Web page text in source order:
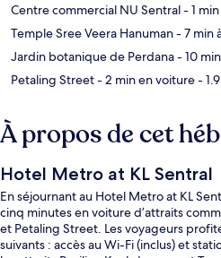
Centre commercial NU Sentral- 1
Temple Sree Veera Hanuman- 7 min
Jardin botanique de Perdana- 10
Petaling Street- 2 min en voiture-
À propos de cet
Hotel Metro at KL Sentral
En séjournant au Hotel Metro at KL
cinq minutes en voiture d’attraits
et Petaling Street. Les voyageurs
suivants : accès au Wi-Fi (inclus) et